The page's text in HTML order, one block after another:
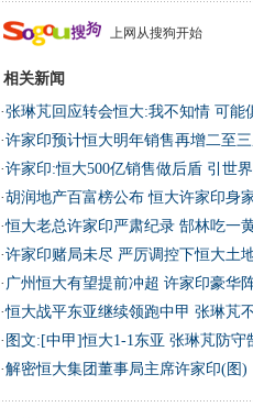
上网从搜狗开始
相关新闻
·张琳芃回应转会恒大:我不知情 可能
·许家印预计恒大明年销售再增二至
·许家印:恒大500亿销售做后盾 引世
·胡润地产百富榜公布 恒大许家印身
·恒大老总许家印严肃纪录 郜林吃一
·许家印赌局未尽 严厉调控下恒大土
· 广州恒大有望提前冲超 许家印豪华
·恒大战平东亚继续领跑中甲 张琳芃
· 图文:[中甲]恒大1-1东亚 张琳芃防守
·解密恒大集团董事局主席许家印(图)